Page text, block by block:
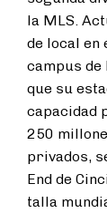
la MLS.
de local en
campus de
que su
capacidad
250
privados,
End de
talla